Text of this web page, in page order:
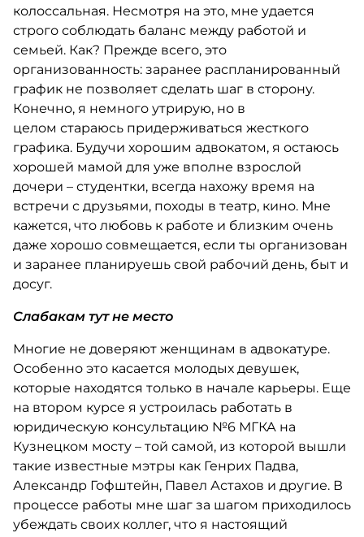
колоссальная. Несмотря на это, мне удается
строго соблюдать баланс между работой и
семьей. Как? Прежде всего, это
организованность: заранее распланированный
график не позволяет сделать шаг в сторону.
Конечно, я немного утрирую, но в
целом стараюсь придерживаться жесткого
графика. Будучи хорошим адвокатом, я остаюсь
хорошей мамой для уже вполне взрослой
дочери – студентки, всегда нахожу время на
встречи с друзьями, походы в театр, кино. Мне
кажется, что любовь к работе и близким очень
даже хорошо совмещается, если ты организован
и заранее планируешь свой рабочий день, быт и
досуг.
Слабакам тут не место
Многие не доверяют женщинам в адвокатуре.
Особенно это касается молодых девушек,
которые находятся только в начале карьеры. Еще
на втором курсе я устроилась работать в
юридическую консультацию №6 МГКА на
Кузнецком мосту – той самой, из которой вышли
такие известные мэтры как Генрих Падва,
Александр Гофштейн, Павел Астахов и другие. В
процессе работы мне шаг за шагом приходилось
убеждать своих коллег, что я настоящий